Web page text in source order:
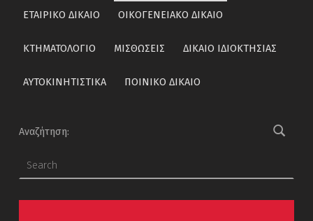
ΕΤΑΙΡΙΚΟ ΔΙΚΑΙΟ ΟΙΚΟΓΕΝΕΙΑΚΟ ΔΙΚΑΙΟ
ΚΤΗΜΑΤΟΛOΓΙΟ ΜΙΣΘΩΣΕΙΣ ΔΙΚΑΙΟ ΙΔΙΟΚΤΗΣΙΑΣ
ΑΥΤΟΚΙΝΗΤΙΣΤΙΚΑ ΠΟΙΝΙΚΟ ΔΙΚΑΙΟ
Αναζήτηση: